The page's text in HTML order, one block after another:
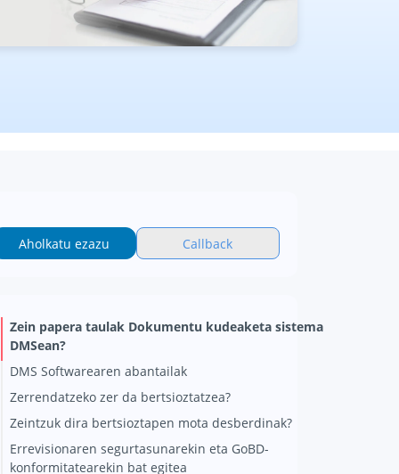
Aholkatu ezazu Callback
Zein papera taulak Dokumentu kudeaketa sistema
DMSean?
DMS Softwarearen abantailak
Zerrendatzeko zer da bertsioztatzea?
Zeintzuk dira bertsioztapen mota desberdinak?
Errevisionaren segurtasunarekin eta GoBD-
konformitatearekin bat egitea